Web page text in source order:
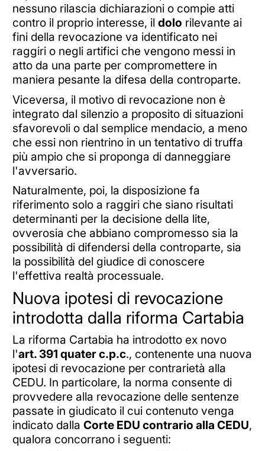
nessuno rilascia dichiarazioni o compie atti
contro il proprio interesse, il dolo rilevante ai
fini della revocazione va identificato nei
raggiri o negli artifici che vengono messi in
atto da una parte per compromettere in
maniera pesante la difesa della controparte.
Viceversa, il motivo di revocazione non è
integrato dal silenzio a proposito di situazioni
sfavorevoli o dal semplice mendacio, a meno
che essi non rientrino in un tentativo di truffa
più ampio che si proponga di danneggiare
l'avversario.
Naturalmente, poi, la disposizione fa
riferimento solo a raggiri che siano risultati
determinanti per la decisione della lite,
ovverosia che abbiano compromesso sia la
possibilità di difendersi della controparte, sia
la possibilità del giudice di conoscere
l'effettiva realtà processuale.
Nuova ipotesi di revocazione
introdotta dalla riforma Cartabia
La riforma Cartabia ha introdotto ex novo
l'art. 391 quater c.p.c., contenente una nuova
ipotesi di revocazione per contrarietà alla
CEDU. In particolare, la norma consente di
provvedere alla revocazione delle sentenze
passate in giudicato il cui contenuto venga
indicato dalla Corte EDU contrario alla CEDU,
qualora concorrano i seguenti: